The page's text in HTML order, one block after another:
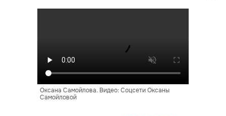
Оксана Самойлова. Видео: Соцсети Оксаны
Самойловой